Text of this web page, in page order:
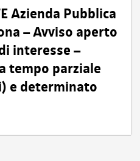
Azienda Pubblica
– Avviso aperto
interesse –
tempo parziale
e determinato